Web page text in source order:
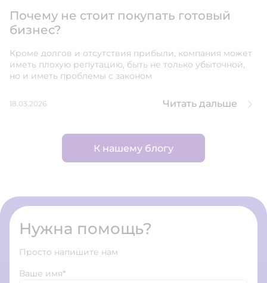
Почему не стоит покупать готовый
бизнес?
Кроме долгов и отсутствия прибыли, компания может
иметь плохую репутацию, быть не только убыточной,
но и иметь проблемы с законом
18.03.2026 Читать дальше
К нашему блогу
Нужна помощь?
Просто напишите нам
Ваше имя*